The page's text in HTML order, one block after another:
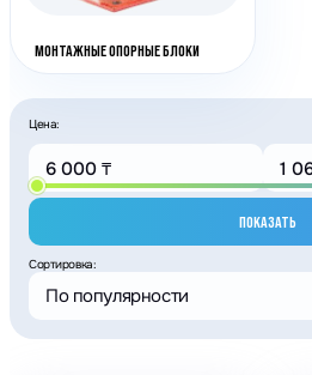
МОНТАЖНЫЕ ОПОРНЫЕ БЛОКИ
Цена:
ПОКАЗАТЬ
Сортировка:
По популярности